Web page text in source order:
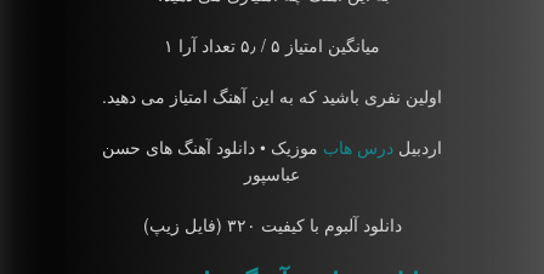
میانگین امتیاز ۵ / ۵٫ تعداد آرا ۱
اولین نفری باشید که به این آهنگ امتیاز می دهید.
اردبیل درس هاب موزیک • دانلود آهنگ های حسن
عباسپور
دانلود آلبوم با کیفیت ۳۲۰ (فایل زیپ)